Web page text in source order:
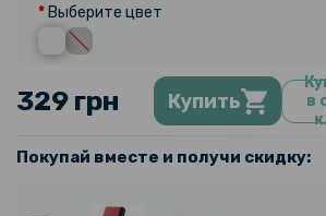
Выберите цвет
329 грн Купить
в
Покупай вместе и получи скидку: